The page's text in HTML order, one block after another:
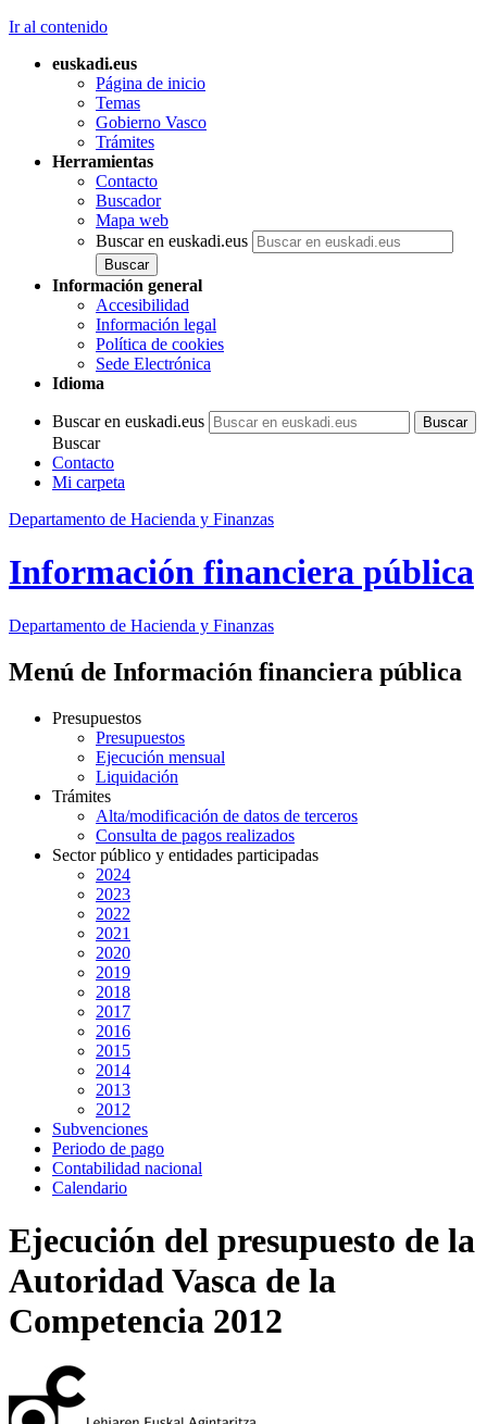
Ir al contenido
euskadi.eus
Página de inicio
Temas
Gobierno Vasco
Trámites
Herramientas
Contacto
Buscador
Mapa web
Buscar en euskadi.eus
Información general
Accesibilidad
Información legal
Política de cookies
Sede Electrónica
Idioma
Buscar en euskadi.eus
Buscar
Contacto
Mi carpeta
Departamento de Hacienda y Finanzas
Información financiera pública
Departamento de Hacienda y Finanzas
Menú de Información financiera pública
Presupuestos
Presupuestos
Ejecución mensual
Liquidación
Trámites
Alta/modificación de datos de terceros
Consulta de pagos realizados
Sector público y entidades participadas
2024
2023
2022
2021
2020
2019
2018
2017
2016
2015
2014
2013
2012
Subvenciones
Periodo de pago
Contabilidad nacional
Calendario
Ejecución del presupuesto de la
Autoridad Vasca de la
Competencia 2012